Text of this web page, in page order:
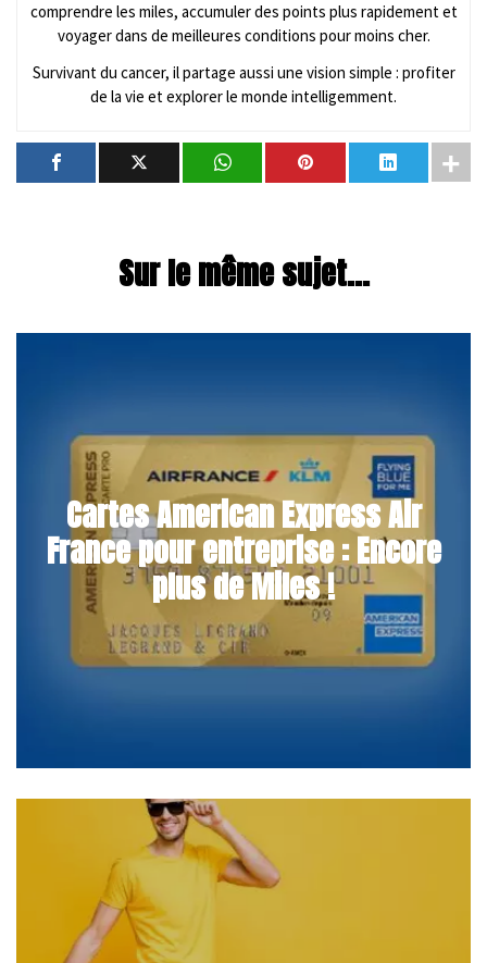
comprendre les miles, accumuler des points plus rapidement et
voyager dans de meilleures conditions pour moins cher.
Survivant du cancer, il partage aussi une vision simple : profiter
de la vie et explorer le monde intelligemment.
Sur le même sujet...
Cartes American Express Air
France pour entreprise : Encore
plus de Miles !